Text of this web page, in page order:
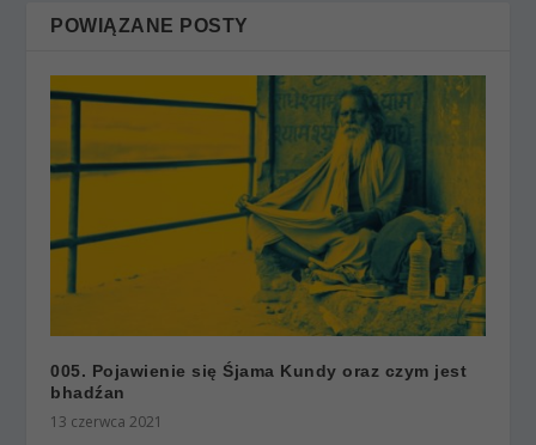
POWIĄZANE POSTY
005. Pojawienie się Śjama Kundy oraz czym jest
bhadźan
13 czerwca 2021